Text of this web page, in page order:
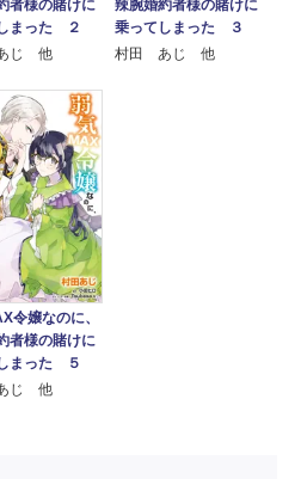
者様の賭けに
まった ２
じ 他
辣腕婚約者様の賭けに
乗ってしまった ３
村田 あじ 他
令嬢なのに、
者様の賭けに
まった ５
じ 他